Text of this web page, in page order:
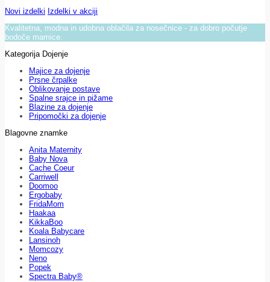
Novi izdelki Izdelki v akciji
Kvalitetna, modna in udobna oblačila za nosečnice - za dobro počutje
bodoče mamice.
Kategorija Dojenje
Majice za dojenje
Prsne črpalke
Oblikovanje postave
Spalne srajce in pižame
Blazine za dojenje
Pripomočki za dojenje
Blagovne znamke
Anita Maternity
Baby Nova
Cache Coeur
Carriwell
Doomoo
Ergobaby
FridaMom
Haakaa
KikkaBoo
Koala Babycare
Lansinoh
Momcozy
Neno
Popek
Spectra Baby®